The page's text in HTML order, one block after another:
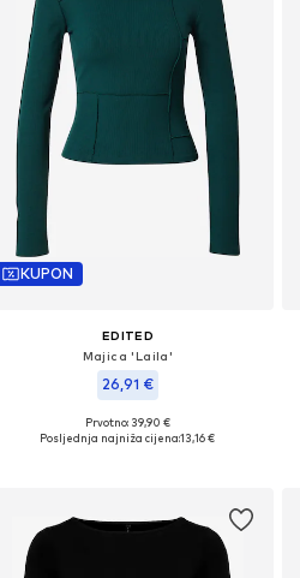
KUPON
EDITED
Majica 'Laila'
26,91 €
Dostupne veličine: XS, S, M, L, XL
Prvotno: 39,90 €
Posljednja najniža cijena:13,16 €